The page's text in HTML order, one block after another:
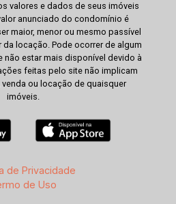
valores e dados de seus imóveis
anunciado do condomínio é
maior, menor ou mesmo passível
locação. Pode ocorrer de algum
não estar mais disponível devido à
feitas pelo site não implicam
venda ou locação de quaisquer
imóveis.
de Privacidade
de Uso